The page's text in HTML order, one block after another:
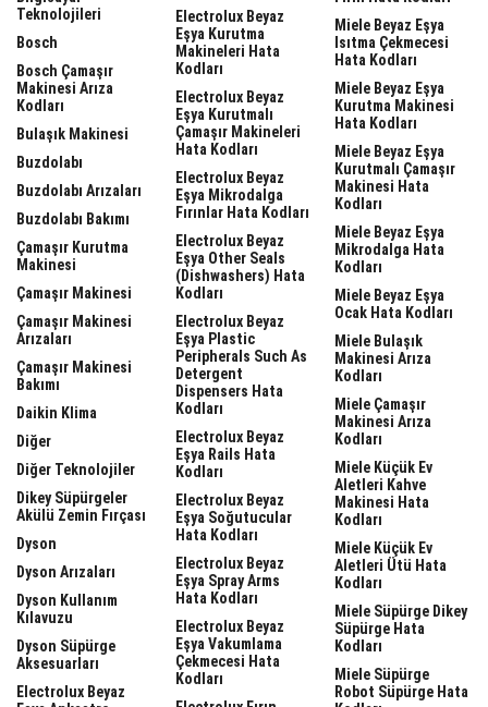
Teknolojileri
Bosch
Bosch Çamaşır
Makinesi Arıza
Kodları
Bulaşık Makinesi
Buzdolabı
Buzdolabı Arızaları
Buzdolabı Bakımı
Çamaşır Kurutma
Makinesi
Çamaşır Makinesi
Çamaşır Makinesi
Arızaları
Çamaşır Makinesi
Bakımı
Daikin Klima
Diğer
Diğer Teknolojiler
Dikey Süpürgeler
Akülü Zemin Fırçası
Dyson
Dyson Arızaları
Dyson Kullanım
Kılavuzu
Dyson Süpürge
Aksesuarları
Electrolux Beyaz
Electrolux Beyaz
Eşya Kurutma
Makineleri Hata
Kodları
Electrolux Beyaz
Eşya Kurutmalı
Çamaşır Makineleri
Hata Kodları
Electrolux Beyaz
Eşya Mikrodalga
Fırınlar Hata Kodları
Electrolux Beyaz
Eşya Other Seals
(dishwashers) Hata
Kodları
Electrolux Beyaz
Eşya Plastic
Peripherals Such As
Detergent
Dispensers Hata
Kodları
Electrolux Beyaz
Eşya Rails Hata
Kodları
Electrolux Beyaz
Eşya Soğutucular
Hata Kodları
Electrolux Beyaz
Eşya Spray Arms
Hata Kodları
Electrolux Beyaz
Eşya Vakumlama
Çekmecesi Hata
Kodları
Miele Beyaz Eşya
Isıtma Çekmecesi
Hata Kodları
Miele Beyaz Eşya
Kurutma Makinesi
Hata Kodları
Miele Beyaz Eşya
Kurutmalı Çamaşır
Makinesi Hata
Kodları
Miele Beyaz Eşya
Mikrodalga Hata
Kodları
Miele Beyaz Eşya
Ocak Hata Kodları
Miele Bulaşık
Makinesi Arıza
Kodları
Miele Çamaşır
Makinesi Arıza
Kodları
Miele Küçük Ev
Aletleri Kahve
Makinesi Hata
Kodları
Miele Küçük Ev
Aletleri Ütü Hata
Kodları
Miele Süpürge Dikey
Süpürge Hata
Kodları
Miele Süpürge
Robot Süpürge Hata